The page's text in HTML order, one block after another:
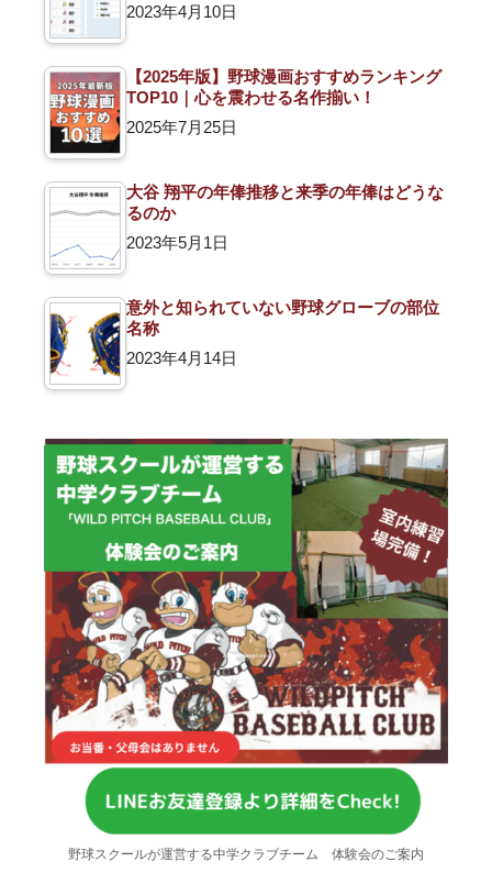
2023年4月10日
【2025年版】野球漫画おすすめランキング
TOP10｜心を震わせる名作揃い！
2025年7月25日
大谷 翔平の年俸推移と来季の年俸はどうな
るのか
2023年5月1日
意外と知られていない野球グローブの部位
名称
2023年4月14日
野球スクールが運営する中学クラブチーム 体験会のご案内